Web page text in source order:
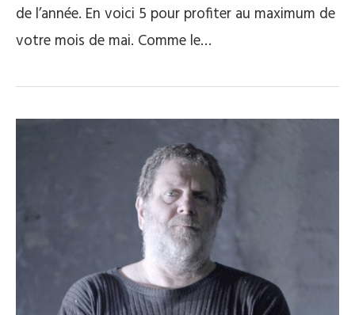
de l’année. En voici 5 pour profiter au maximum de
votre mois de mai. Comme le…